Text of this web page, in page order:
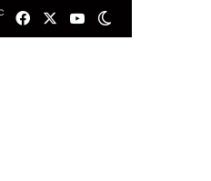
FacebookYouTube